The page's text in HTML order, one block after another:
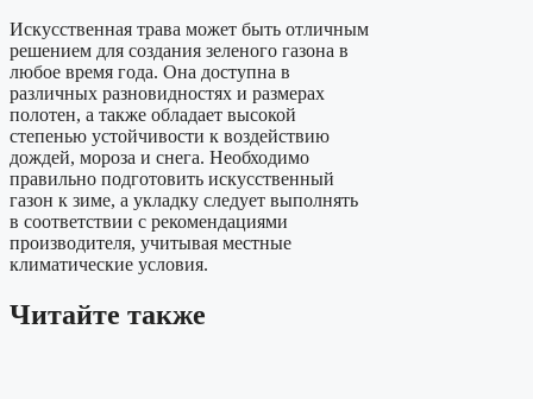
Искусственная трава может быть отличным
решением для создания зеленого газона в
любое время года. Она доступна в
различных разновидностях и размерах
полотен, а также обладает высокой
степенью устойчивости к воздействию
дождей, мороза и снега. Необходимо
правильно подготовить искусственный
газон к зиме, а укладку следует выполнять
в соответствии с рекомендациями
производителя, учитывая местные
климатические условия.
Читайте также